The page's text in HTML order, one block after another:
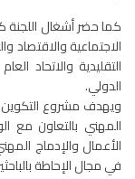
كما حضر أشغال اللجنة
الاجتماعية والاقتصاد
التقليدية والاتحاد
الدولي.
ويهدف مشروع
الأعمال والإدماج
في مجال الإحاطة